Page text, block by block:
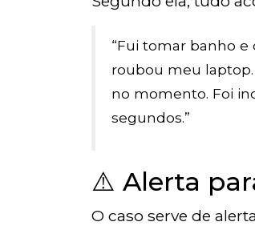
“Fui tomar banho
roubou meu
no momento. Foi
segundos.”
⚠️ Alerta
O caso serve de